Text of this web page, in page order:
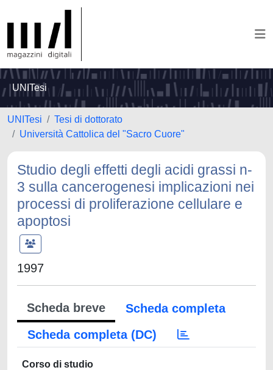
UNITesi
UNITesi
Tesi di dottorato
Università Cattolica del "Sacro Cuore"
Studio degli effetti degli acidi grassi n-
3 sulla cancerogenesi implicazioni nei
processi di proliferazione cellulare e
apoptosi
1997
Scheda breve
Scheda completa
Scheda completa (DC)
Corso di studio